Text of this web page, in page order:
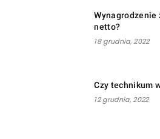
Wynagrodzenie
netto?
18 grudnia, 2022
Czy technikum
12 grudnia, 2022